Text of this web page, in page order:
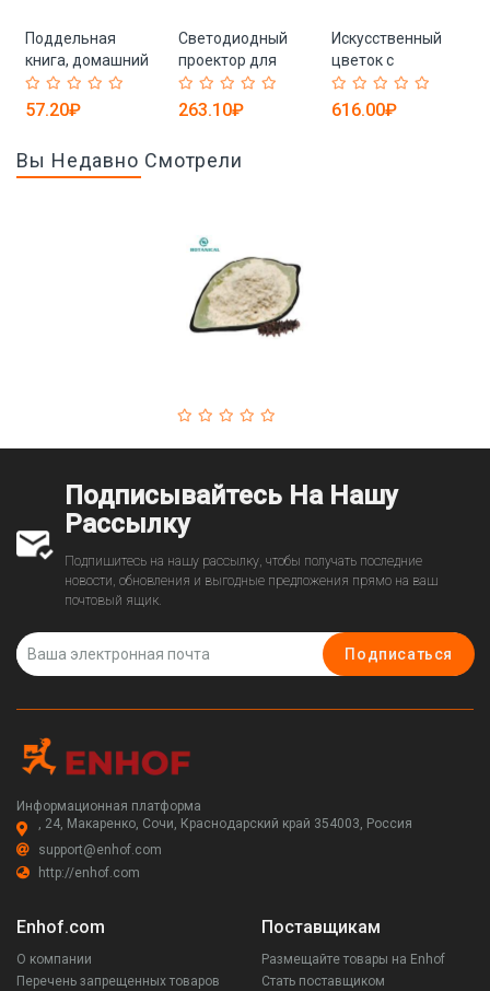
Поддельная
книга, домашний
декор
57.20₽
Светодиодный
проектор для
лужайки
263.10₽
Искусственный
цветок с
подсветкой
616.00₽
Вы Недавно Смотрели
Подписывайтесь На Нашу
Рассылку
Подпишитесь на нашу рассылку, чтобы получать последние
новости, обновления и выгодные предложения прямо на ваш
почтовый ящик.
Подписаться
Информационная платформа
, 24, Макаренко, Сочи, Краснодарский край 354003, Россия
support@enhof.com
http://enhof.com
Enhof.com
О компании
Перечень запрещенных товаров
Поставщикам
Размещайте товары на Enhof
Стать поставщиком